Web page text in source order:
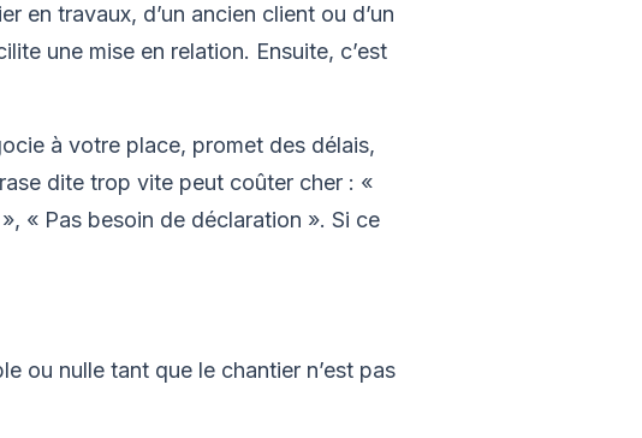
en travaux, d’un ancien client ou d’un
une mise en relation. Ensuite, c’est
à votre place, promet des délais,
dite trop vite peut coûter cher : «
« Pas besoin de déclaration ». Si ce
ou nulle tant que le chantier n’est pas